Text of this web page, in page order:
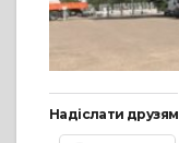
Надіслати друзям